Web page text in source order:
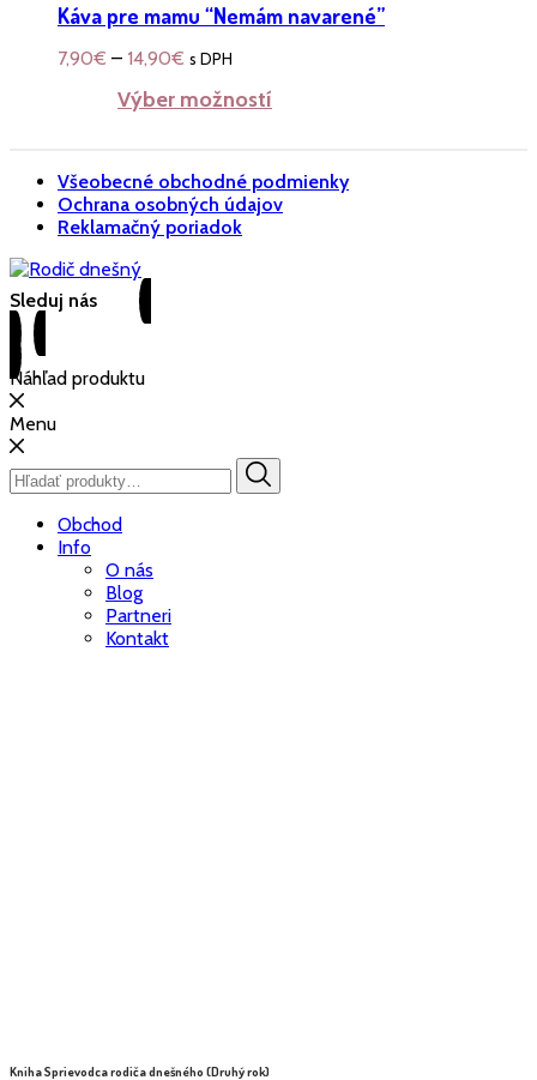
Káva pre mamu “Nemám navarené”
7,90€ – 14,90€ s DPH
Výber možností
Všeobecné obchodné podmienky
Ochrana osobných údajov
Reklamačný poriadok
Náhľad produktu
Menu
Hľadať:
Obchod
Info
O nás
Blog
Partneri
Kontakt
Kniha Sprievodca rodiča dnešného (Druhý rok)